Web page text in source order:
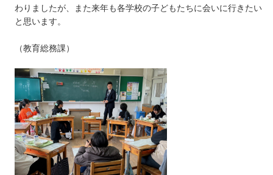
わりましたが、また来年も各学校の子どもたちに会いに行きたい
と思います。
（教育総務課）